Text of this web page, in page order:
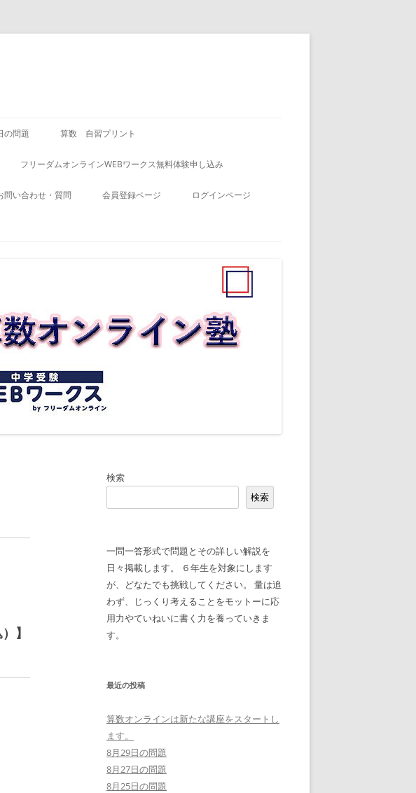
の問題 算数 自習プリント
フリーダムオンラインWEBワークス無料体験申し込み
問い合わせ・質問 会員登録ページ ログインページ
】
検索
検索
一問一答形式で問題とその詳しい解説を
日々掲載します。 ６年生を対象にします
が、どなたでも挑戦してください。 量は追
わず、じっくり考えることをモットーに応
用力やていねいに書く力を養っていきま
す。
最近の投稿
算数オンラインは新たな講座をスタートし
ます。
8月29日の問題
8月27日の問題
8月25日の問題